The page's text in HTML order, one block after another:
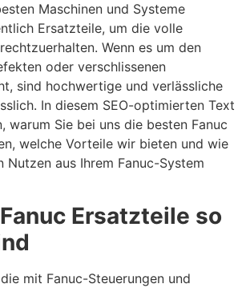
Maschinen und Systeme
Ersatzteile, um die volle
Wenn es um den
oder verschlissenen
sind hochwertige und verlässliche
In diesem SEO-optimierten Text
warum Sie bei uns die besten Fanuc
welche Vorteile wir bieten und wie
Nutzen aus Ihrem Fanuc-System
Ersatzteile so
mit Fanuc-Steuerungen und